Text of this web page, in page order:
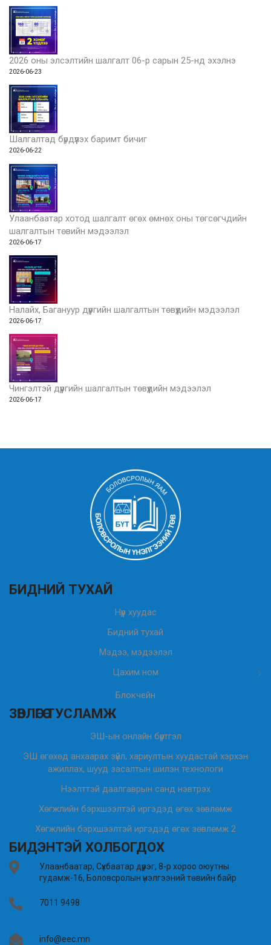
2026 оны элсэлтийн шалгалт 06-р сарын 25-нд эхэлнэ
2026-06-23
Шалгалтад бүрдүүлэх баримт бичиг
2026-06-22
Улаанбаатар хотод шалгалт өгөх өмнөх оны төгсөгчдийн
шалгалтын төвийн мэдээлэл
2026-06-17
Налайх, Багануур дүүргийн шалгалтын төвүүдийн мэдээлэл
2026-06-17
Чингэлтэй дүүргийн шалгалтын төвүүдийн мэдээлэл
2026-06-17
БИДНИЙ ТУХАЙ
Нүүр хуудас
Бидний тухай
Мэдээ, мэдээлэл
Цахим ном
Блокчейн
ЗӨВЛӨГӨӨ ТУСЛАМЖ
ЭШ-ын онлайн бүртгэл
ЭШ өгөхөд анхаарах зүйл, хариултын хуудастай хэрхэн
ажиллах, шууд засалтын шилэн технологи
Нээлттэй даалгаврын санд нэвтрэх
Хөгжлийн бэрхшээлтэй иргэдэд өгөх зөвлөмж
Хөгжлийн бэрхшээлтэй иргэдэд өгөх зөвлөмж 2
БИДЭНТЭЙ ХОЛБОГДОХ
Улаанбаатар, Сүхбаатар дүүрэг, 8-р хороо оюутны
гудамж-16, Боловсролын үнэлгээний төвийн байр
7011 9498
info@eec.mn